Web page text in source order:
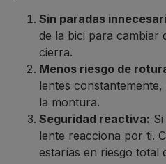
Sin paradas
de la bici para cambiar
cierra.
Menos riesgo de
lentes
la montura.
Seguridad reactiva:
lente reacciona por ti.
estarías en riesgo total